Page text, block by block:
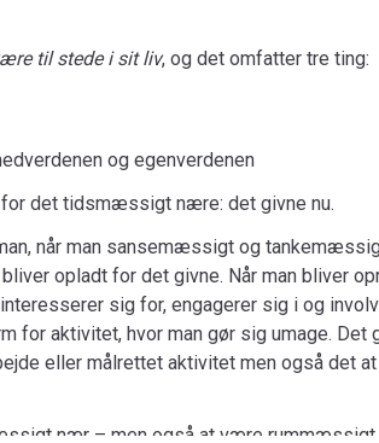
og livsglæden eller
til stede i sit liv, og det omfatter tre ting:
og egenverdenen
det tidsmæssigt nære: det givne nu.
når man sansemæssigt og
opladt for det givne. Når man bliver
sig for, engagerer sig i og
aktivitet, hvor man gør sig umage. Det
eller målrettet aktivitet men også det
nær – men også at være